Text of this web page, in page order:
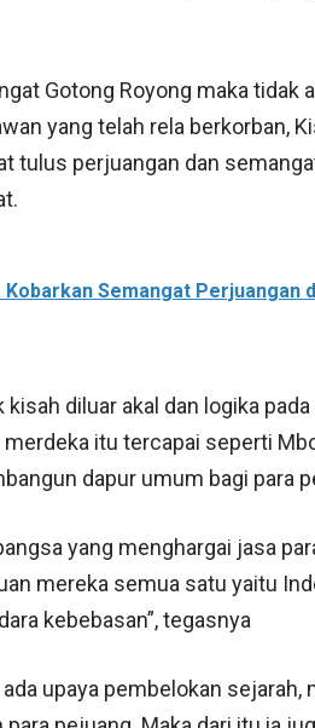
Gotong Royong maka tidak
yang telah rela berkorban,
tulus perjuangan dan
Kobarkan Semangat Perjuangan
diluar akal dan logika
itu tercapai seperti
dapur umum bagi para
yang menghargai jasa
mereka semua satu yaitu
kebebasan”, tegasnya
upaya pembelokan sejarah,